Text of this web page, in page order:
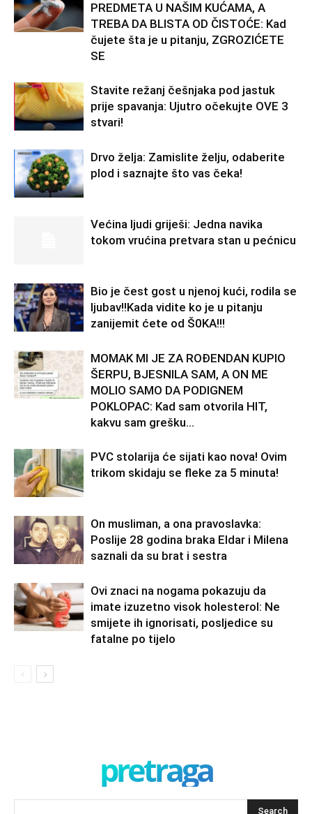
PREDMETA U NAŠIM KUĆAMA, A
TREBA DA BLISTA OD ČISTOĆE: Kad
čujete šta je u pitanju, ZGROZIĆETE
SE
Stavite režanj češnjaka pod jastuk
prije spavanja: Ujutro očekujte OVE 3
stvari!
Drvo želja: Zamislite želju, odaberite
plod i saznajte što vas čeka!
Većina ljudi griješi: Jedna navika
tokom vrućina pretvara stan u pećnicu
Bio je čest gost u njenoj kući, rodila se
ljubav!!Kada vidite ko je u pitanju
zanijemit ćete od Š0KA!!!
MOMAK MI JE ZA ROĐENDAN KUPIO
ŠERPU, BJESNILA SAM, A ON ME
MOLIO SAMO DA PODIGNEM
POKLOPAC: Kad sam otvorila HIT,
kakvu sam grešku...
PVC stolarija će sijati kao nova! Ovim
trikom skidaju se fleke za 5 minuta!
On musliman, a ona pravoslavka:
Poslije 28 godina braka Eldar i Milena
saznali da su brat i sestra
Ovi znaci na nogama pokazuju da
imate izuzetno visok holesterol: Ne
smijete ih ignorisati, posljedice su
fatalne po tijelo
pretraga